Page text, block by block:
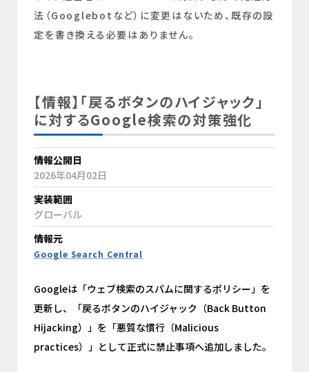
法（Googlebotなど）に変更はないため、既存の設
定を書き換える必要はありません。
【情報】「戻るボタンのハイジャック」
に対するGoogle検索の対策強化
情報公開日
2026年04月02日
実装範囲
グローバル
情報元
Google Search Central
Googleは「ウェブ検索のスパムに関するポリシー」を
更新し、「戻るボタンのハイジャック（Back Button
Hijacking）」を「悪質な慣行（Malicious
practices）」として正式に禁止事項へ追加しました。